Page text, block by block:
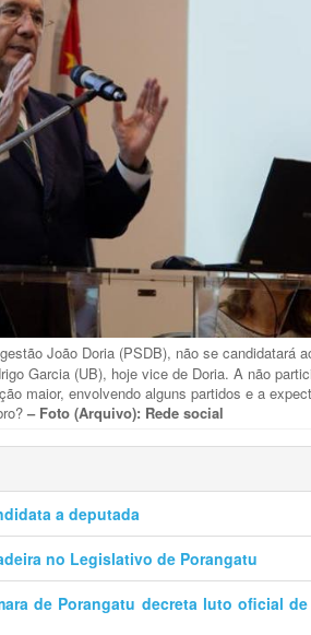
João Doria (PSDB), não se candidatará
Garcia (UB), hoje vice de Doria. A não
maior, envolvendo alguns partidos e a
– Foto (Arquivo): Rede social
a deputada
no Legislativo de Porangatu
de Porangatu decreta luto oficial